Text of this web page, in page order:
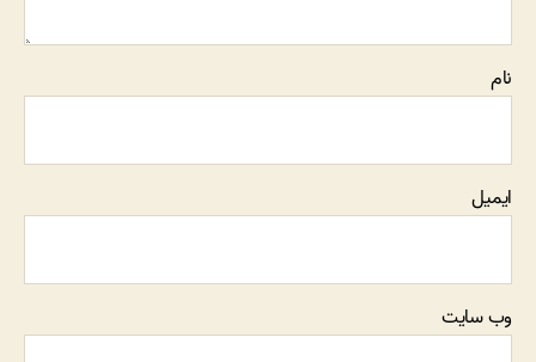
نام
ایمیل
وب‌ سایت